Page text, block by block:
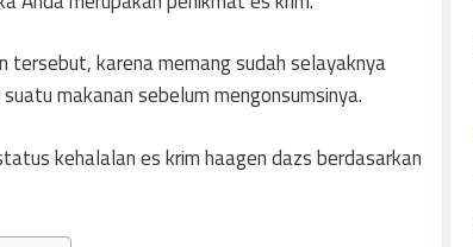
tersebut, karena memang sudah selayaknya
makanan sebelum mengonsumsinya.
kehalalan es krim haagen dazs berdasarkan